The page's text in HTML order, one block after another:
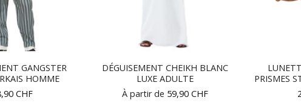
GANGSTER
HOMME
CHF
DÉGUISEMENT CHEIKH BLANC
LUXE ADULTE
À partir de 59,90 CHF
PRISMES